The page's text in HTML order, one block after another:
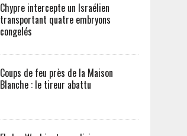
Chypre intercepte un Israélien
transportant quatre embryons
congelés
Coups de feu près de la Maison
Blanche : le tireur abattu